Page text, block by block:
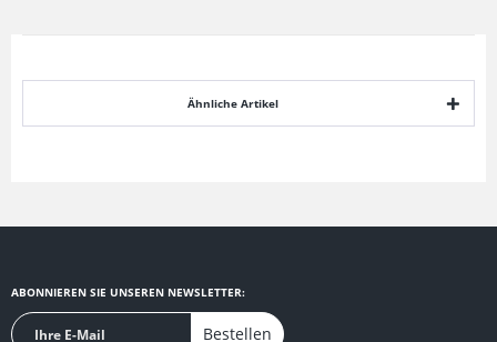
Ähnliche Artikel
ABONNIEREN SIE UNSEREN NEWSLETTER:
Bestellen